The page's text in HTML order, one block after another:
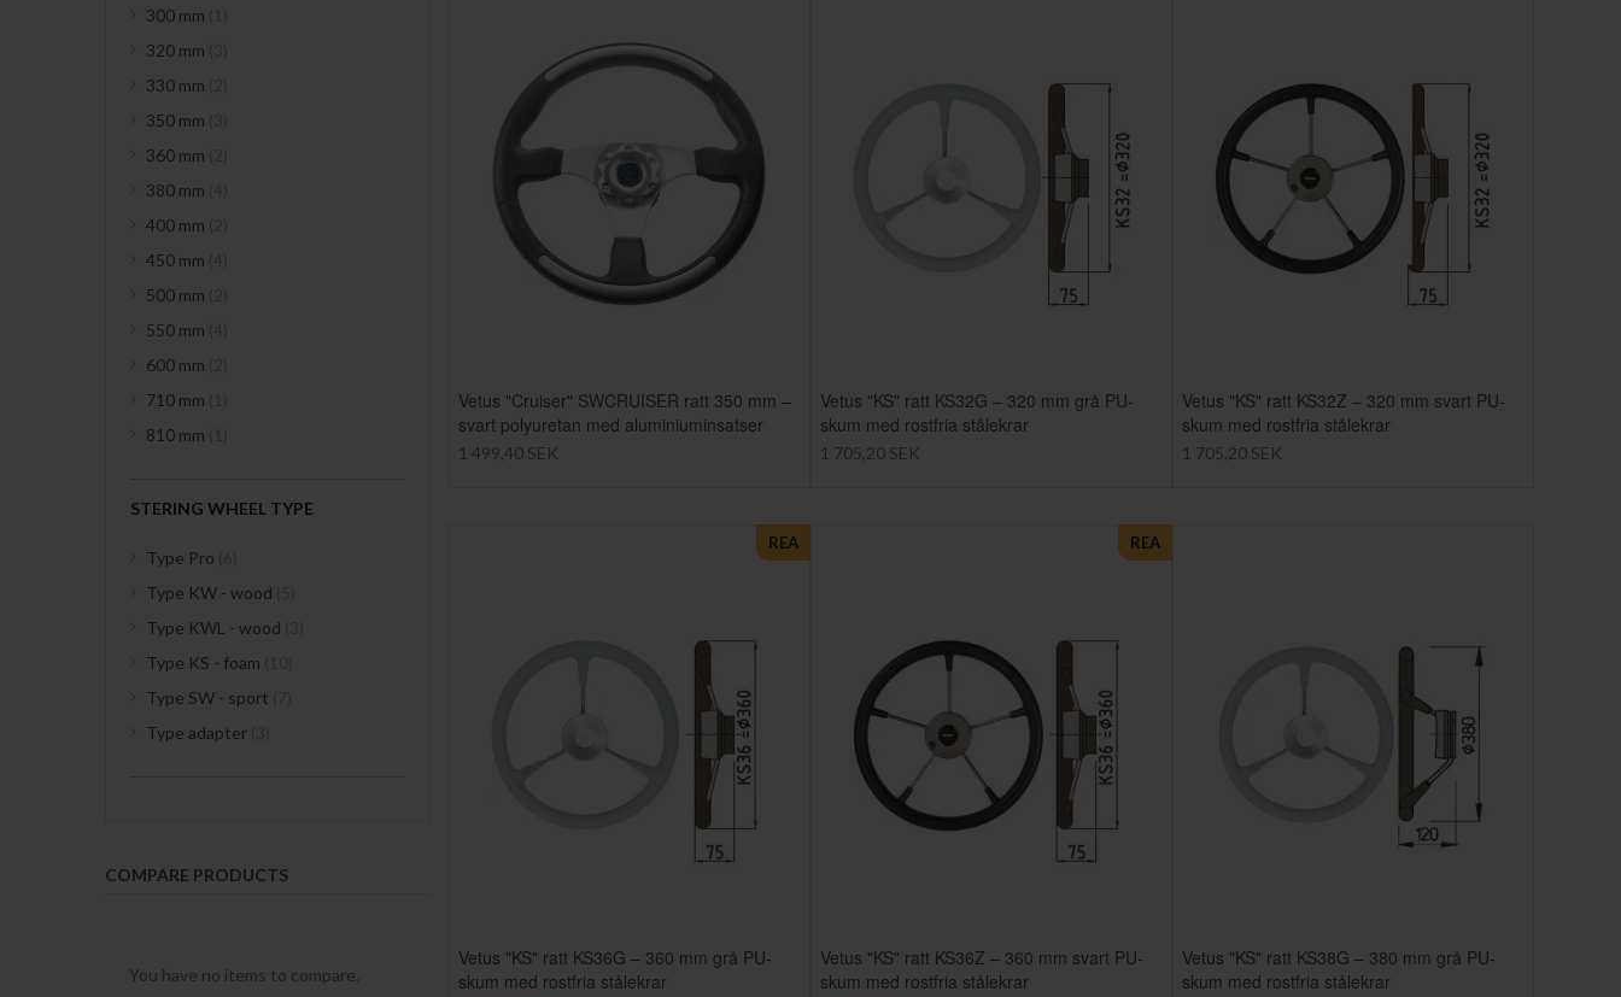
Vetus "Cruiser" SWCRUISER ratt 350 mm –
svart polyuretan med aluminiuminsatser
1 499,40 SEK
Vetus "KS" ratt KS32G – 320 mm grå PU-
skum med rostfria stålekrar
1 705,20 SEK
Vetus "KS" ratt KS32Z – 320 mm svart PU-
skum med rostfria stålekrar
1 705,20 SEK
Vetus "KS" ratt KS36G – 360 mm grå PU-
skum med rostfria stålekrar
REA
Vetus "KS" ratt KS36Z – 360 mm svart PU-
skum med rostfria stålekrar
REA
Vetus "KS" ratt KS38G – 380 mm grå PU-
skum med rostfria stålekrar
300 mm
320 mm
330 mm
350 mm
360 mm
380 mm
400 mm
450 mm
500 mm
550 mm
600 mm
710 mm
810 mm
STERING WHEEL TYPE
Type Pro
Type KW - wood
Type KWL - wood
Type KS - foam
Type SW - sport
Type adapter
COMPARE PRODUCTS
You have no items to compare.